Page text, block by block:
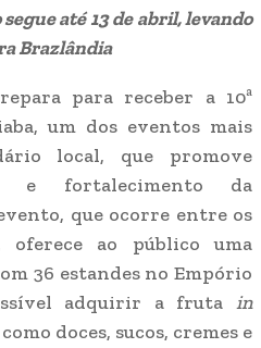
até 13 de abril, levando
Brazlândia
para receber a 10ª
um dos eventos mais
local, que promove
e fortalecimento da
que ocorre entre os
ao público uma
36 estandes no Empório
adquirir a fruta in
doces, sucos, cremes e